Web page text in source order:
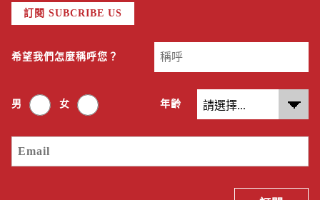
訂閱 SUBCRIBE US
希望我們怎麼稱呼您？
男 女 年齡